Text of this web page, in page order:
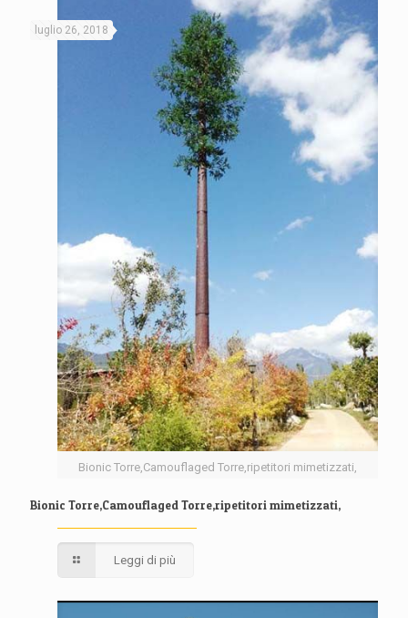
Bionic Torre,Camouflaged Torre,ripetitori mimetizzati,
luglio 26, 2018
Bionic Torre,Camouflaged Torre,ripetitori mimetizzati,
Leggi di più